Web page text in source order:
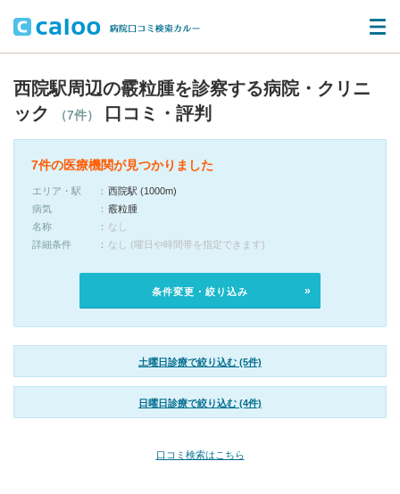
西院駅周辺の霰粒腫を診察する病院・クリニ
ック
（7件） 口コミ・評判
7件の医療機関が見つかりました
エリア・駅
西院駅 (1000m)
病気
霰粒腫
名称
なし
詳細条件
なし (曜日や時間帯を指定できます)
条件変更・絞り込み
土曜日診療で絞り込む (5件)
日曜日診療で絞り込む (4件)
口コミ検索はこちら